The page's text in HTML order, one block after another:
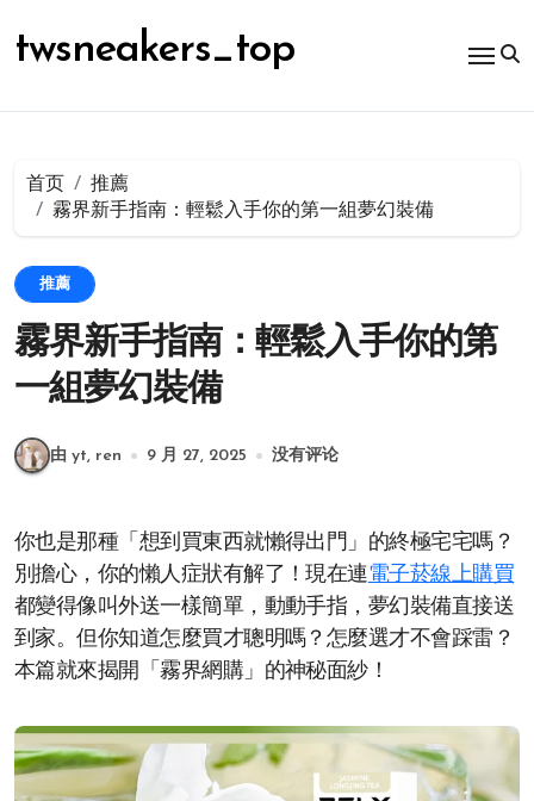
容
twsneakers_top
首页
推薦
霧界新手指南：輕鬆入手你的第一組夢幻裝備
推薦
霧界新手指南：輕鬆入手你的第
一組夢幻裝備
由 yt, ren 9 月 27, 2025 没有评论
你也是那種「想到買東西就懶得出門」的終極宅宅嗎？
別擔心，你的懶人症狀有解了！現在連電子菸線上購買
都變得像叫外送一樣簡單，動動手指，夢幻裝備直接送
到家。但你知道怎麼買才聰明嗎？怎麼選才不會踩雷？
本篇就來揭開「霧界網購」的神秘面紗！